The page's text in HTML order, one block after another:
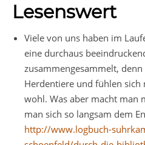
Lesenswert
Viele von uns haben im
eine durchaus
zusammengesammelt,
Herdentiere und fühlen
wohl. Was aber macht man
man sich so langsam dem
http://www.logbuch-